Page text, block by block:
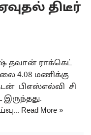
திடீர்
தவான் ராக்கெட்
4.08 மணிக்கு
பிஎஸ்எல்வி சி
Read More »